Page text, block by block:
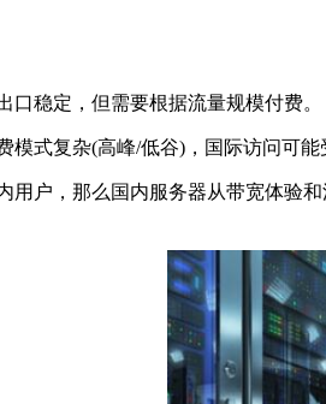
稳定，但需要根据流量规模付费。
式复杂(高峰/低谷)，国际访问可能
，那么国内服务器从带宽体验和